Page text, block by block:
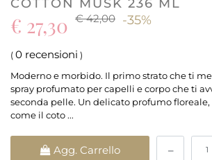
COTTON MUSK 236 ML
€ 42,00 -35%
€ 27,30
( 0 recensioni )
Moderno e morbido. Il primo strato che ti
spray profumato per capelli e corpo che ti
seconda pelle. Un delicato profumo
come il coto ...
Agg. Carrello